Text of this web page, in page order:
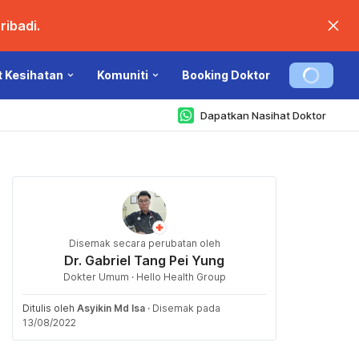
Kesihatan Komuniti Booking Doktor
Dapatkan Nasihat Doktor
Disemak secara perubatan oleh
Dr. Gabriel Tang Pei Yung
Dokter Umum · Hello Health Group
Ditulis oleh Asyikin Md Isa · Disemak pada
13/08/2022